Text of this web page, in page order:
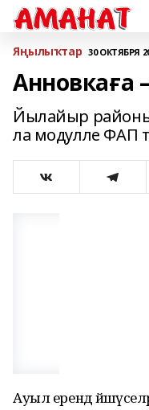
Яңылыҡтар 30 ОКТЯБРЯ
Анновкаға
Йылайыр
ла модулле ФАП
Ауыл ерендә